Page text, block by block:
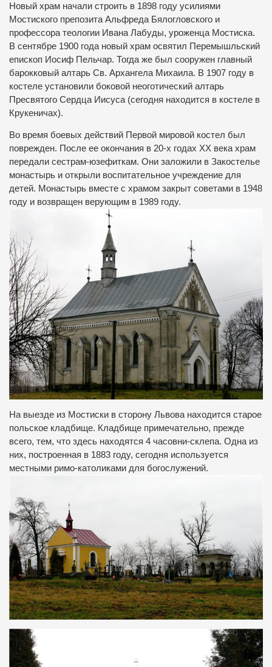
Новый храм начали строить в 1898 году усилиями
Мостиского препозита Альфреда Бялогловского и
профессора теологии Ивана Лабуды, уроженца Мостиска.
В сентябре 1900 года новый храм освятил Перемышльский
епископ Иосиф Пельчар. Тогда же был сооружен главный
барокковый алтарь Св. Архангела Михаила. В 1907 году в
костеле установили боковой неоготический алтарь
Пресвятого Сердца Иисуса (сегодня находится в костеле в
Крукеничах).
Во время боевых действий Первой мировой костел был
поврежден. После ее окончания в 20-х годах ХХ века храм
передали сестрам-юзефиткам. Они заложили в Закостелье
монастырь и открыли воспитательное учреждение для
детей. Монастырь вместе с храмом закрыт советами в 1948
году и возвращен верующим в 1989 году.
На выезде из Мостиски в сторону Львова находится старое
польское кладбище. Кладбище примечательно, прежде
всего, тем, что здесь находятся 4 часовни-склепа. Одна из
них, построенная в 1883 году, сегодня используется
местными римо-католиками для богослужений.